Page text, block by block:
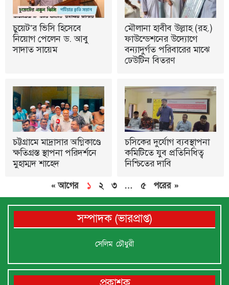
চুয়েট’র ভিসি হিসেবে
নিয়োগ পেলেন ড. আবু
সাদাত সায়েম
মৌলানা হাবীব উল্লাহ (রহ.)
ফাউন্ডেশনের উদ্যোগে
বন্যাদুর্গত পরিবারের মাঝে
ঢেউটিন বিতরণ
চট্টগ্রামে মাদ্রাসার অগ্নিকাণ্ডে
ক্ষতিগ্রস্ত স্থাপনা পরিদর্শনে
মুহাম্মদ শাহেদ
চসিকের দুর্যোগ ব্যবস্থাপনা
কমিটিতে যুব প্রতিনিধিত্ব
নিশ্চিতের দাবি
« আগের ১ ২ ৩ … ৫ পরের »
সম্পাদক (ভারপ্রাপ্ত)
সেলিম চৌধুরী